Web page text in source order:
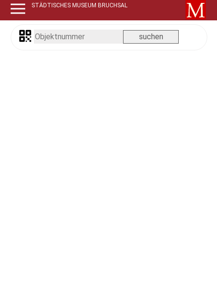
STÄDTISCHES MUSEUM BRUCHSAL